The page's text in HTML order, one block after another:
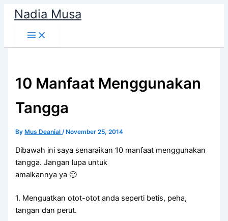
Skip
content
Nadia Musa
10 Manfaat Menggunakan
Tangga
By Mus Deanial/ November 25, 2014
Dibawah ini saya senaraikan 10 manfaat menggunakan
tangga. Jangan lupa untuk
amalkannya ya 🙂
1. Menguatkan otot-otot anda seperti betis, peha,
tangan dan perut.